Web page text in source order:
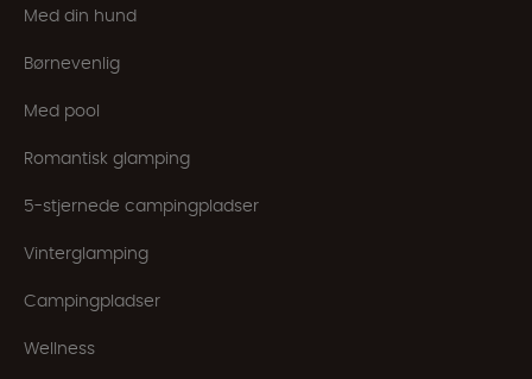
Med din hund
Børnevenlig
Med pool
Romantisk glamping
5-stjernede campingpladser
Vinterglamping
Campingpladser
Wellness